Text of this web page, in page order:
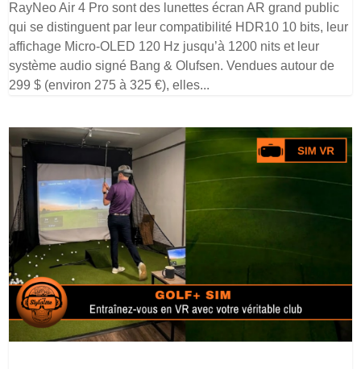
RayNeo Air 4 Pro sont des lunettes écran AR grand public
qui se distinguent par leur compatibilité HDR10 10 bits, leur
affichage Micro-OLED 120 Hz jusqu’à 1200 nits et leur
système audio signé Bang & Olufsen. Vendues autour de
299 $ (environ 275 à 325 €), elles...